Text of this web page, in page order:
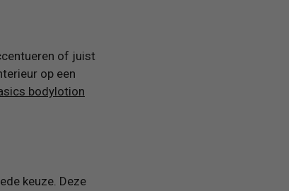
of juist
op een
bodylotion
keuze. Deze